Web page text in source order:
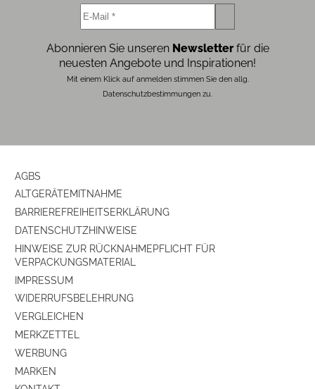
Abonnieren Sie unseren Newsletterfür die
neuesten Angebote und Inspirationen!
Mit einem Klick auf anmelden stimmen Sie den allg.
Datenschutzbestimmungen zu.
AGBS
ALTGERÄTEMITNAHME
BARRIEREFREIHEITSERKLÄRUNG
DATENSCHUTZHINWEISE
HINWEISE ZUR RÜCKNAHMEPFLICHT FÜR
VERPACKUNGSMATERIAL
IMPRESSUM
WIDERRUFSBELEHRUNG
VERGLEICHEN
MERKZETTEL
WERBUNG
MARKEN